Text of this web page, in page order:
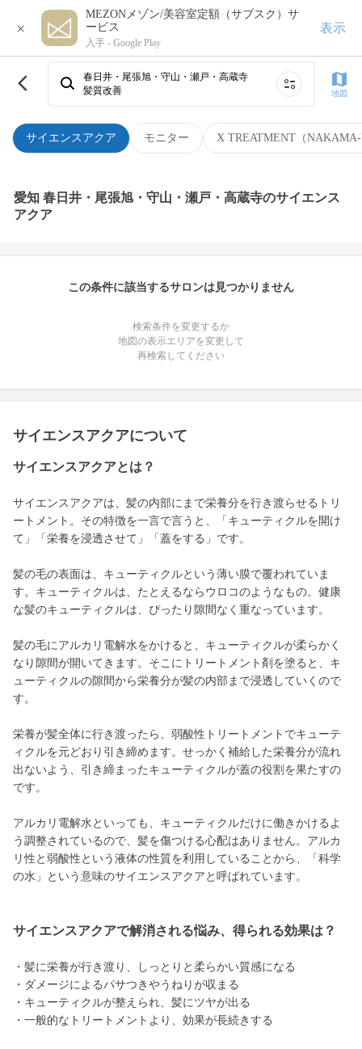
×
MEZONメゾン/美容室定額（サブスク）サ
ービス
入手 - Google Play
表示
サイエンスアクア モニター X TREATMENT（
春日井・尾張旭・守山・瀬戸・高蔵寺
髪質改善
地図
愛知 春日井・尾張旭・守山・瀬戸・高蔵寺のサイエンス
アクア
この条件に該当するサロンは見つかりません
検索条件を変更するか
地図の表示エリアを変更して
再検索してください
サイエンスアクアについて
サイエンスアクアとは？
サイエンスアクアは、髪の内部にまで栄養分を行き渡らせるトリ
ートメント。その特徴を一言で言うと、「キューティクルを開け
て」「栄養を浸透させて」「蓋をする」です。
髪の毛の表面は、キューティクルという薄い膜で覆われていま
す。キューティクルは、たとえるならウロコのようなもの。健康
な髪のキューティクルは、ぴったり隙間なく重なっています。
髪の毛にアルカリ電解水をかけると、キューティクルが柔らかく
なり隙間が開いてきます。そこにトリートメント剤を塗ると、キ
ューティクルの隙間から栄養分が髪の内部まで浸透していくので
す。
栄養が髪全体に行き渡ったら、弱酸性トリートメントでキューテ
ィクルを元どおり引き締めます。せっかく補給した栄養分が流れ
出ないよう、引き締まったキューティクルが蓋の役割を果たすの
です。
アルカリ電解水といっても、キューティクルだけに働きかけるよ
う調整されているので、髪を傷つける心配はありません。アルカ
リ性と弱酸性という液体の性質を利用していることから、「科学
の水」という意味のサイエンスアクアと呼ばれています。
サイエンスアクアで解消される悩み、得られる効果は？
・髪に栄養が行き渡り、しっとりと柔らかい質感になる
・ダメージによるパサつきやうねりが収まる
・キューティクルが整えられ、髪にツヤが出る
・一般的なトリートメントより、効果が長続きする